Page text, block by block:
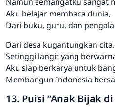
Aku belajar membaca dunia,
Dari buku, guru, dan
Dari desa kugantungkan cita,
Setinggi langit yang
Aku siap berkarya untuk
Membangun Indonesia
13. Puisi “Anak Bijak